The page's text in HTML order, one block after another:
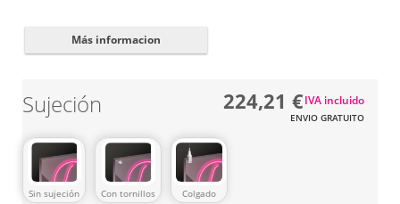
Más informacion
Sujeción
Sin sujeción Con tornillos Colgado
224,21 €
ENVIO GRATUITO
IVA incluido